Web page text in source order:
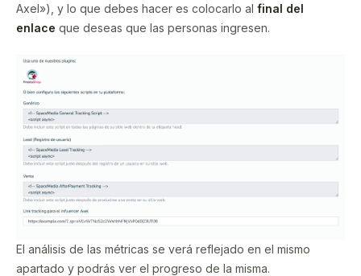
Axel»), y lo que debes hacer es colocarlo al final del
enlace que deseas que las personas ingresen.
El análisis de las métricas se verá reflejado en el mismo
apartado y podrás ver el progreso de la misma.